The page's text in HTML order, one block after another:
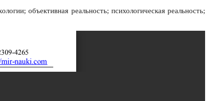
объективная реальность; психологическая реальность;